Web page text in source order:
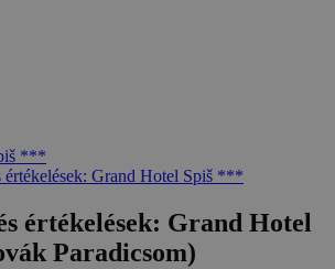
***
értékelések: Grand Hotel Spiš ***
értékelések: Grand Hotel
Paradicsom)